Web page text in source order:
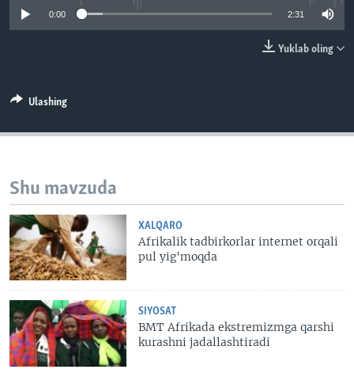
VIDEO
ODNOKLASSNIKI
SOUNDCLOUD
VOA
0:00 2:31
Yuklab oling
Ulashing
Shu mavzuda
XALQARO
Afrikalik tadbirkorlar internet orqali
pul yig'moqda
SIYOSAT
BMT Afrikada ekstremizmga qarshi
kurashni jadallashtiradi